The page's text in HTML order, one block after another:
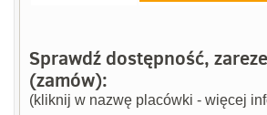
Sprawdź dostępność,
(zamów):
(kliknij w nazwę placówki - więcej